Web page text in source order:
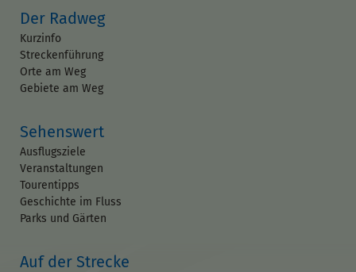
Der Radweg
Kurzinfo
Streckenführung
Orte am Weg
Gebiete am Weg
Sehenswert
Ausflugsziele
Veranstaltungen
Tourentipps
Geschichte im Fluss
Parks und Gärten
Auf der Strecke